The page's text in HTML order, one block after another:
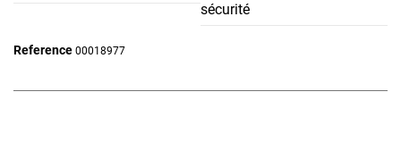
sécurité
Reference 00018977